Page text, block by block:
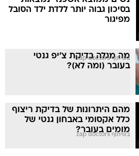
בסיכון גבוה יותר ללדת ילד הסובל
מפיגור
מה מגלה בדיקת צ'יפ גנטי
בעובר (ומה לא)?
בשיתוף zap doctors
מהם היתרונות של בדיקת ריצוף
כלל אקסומי באבחון גנטי של
מומים בעובר?
בשיתוף zap doctors